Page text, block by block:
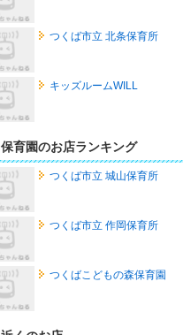
つくば市立 北条保育所
キッズルームWILL
保育園のお店ランキング
つくば市立 城山保育所
つくば市立 作岡保育所
つくばこどもの森保育園